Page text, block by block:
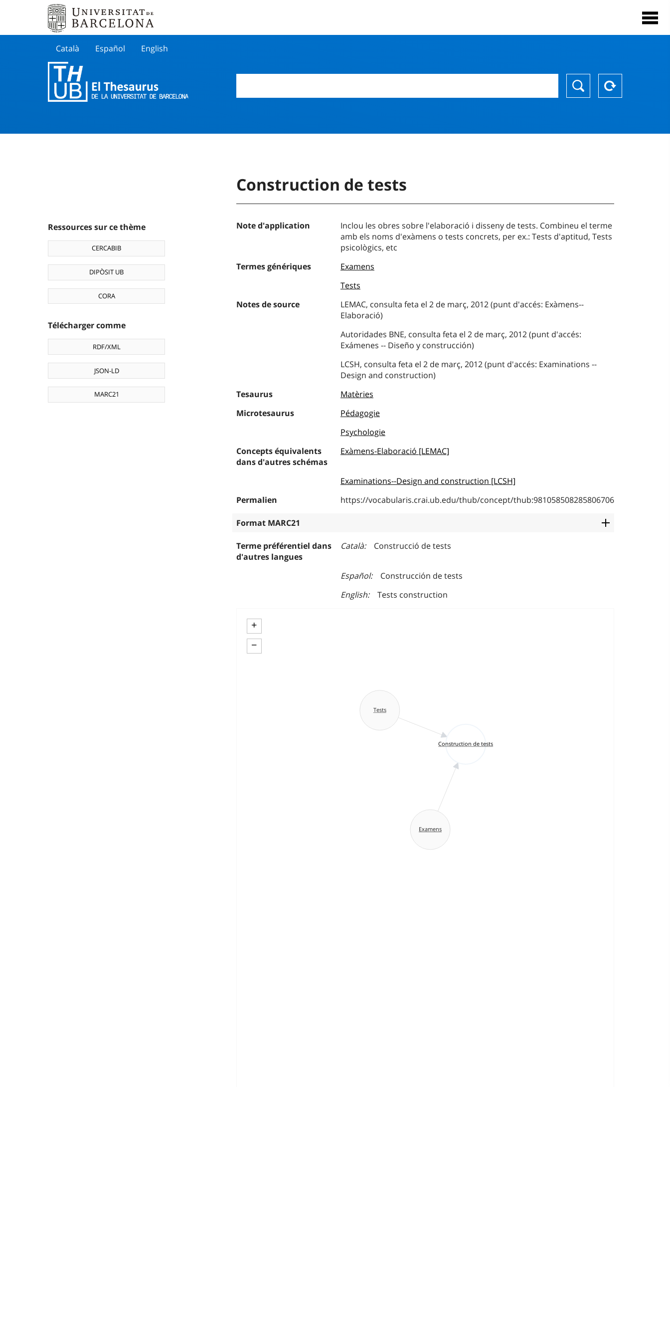
Català Español English
Ressources sur ce thème
CERCABIB
DIPÒSIT UB
CORA
Télécharger comme
RDF/XML
JSON-LD
MARC21
Construction de tests
Note d'application
Inclou les obres sobre l'elaboració i disseny de tests. Combineu el terme
amb els noms d'exàmens o tests concrets, per ex.: Tests d'aptitud, Tests
psicològics, etc
Termes génériques
Examens
Tests
Notes de source
LEMAC, consulta feta el 2 de març, 2012 (punt d'accés: Exàmens--
Elaboració)
Autoridades BNE, consulta feta el 2 de març, 2012 (punt d'accés:
Exámenes -- Diseño y construcción)
LCSH, consulta feta el 2 de març, 2012 (punt d'accés: Examinations --
Design and construction)
Tesaurus
Matèries
Microtesaurus
Pédagogie
Psychologie
Concepts équivalents
dans d'autres schémas
Exàmens-Elaboració [LEMAC]
Examinations--Design and construction [LCSH]
Permalien
https://vocabularis.crai.ub.edu/thub/concept/thub:981058508285806706
Format MARC21
Terme préférentiel dans
d'autres langues
Català Construcció de tests
Español
Construcción de tests
English
Tests construction
+
−
Construction de tests
Examens
Tests